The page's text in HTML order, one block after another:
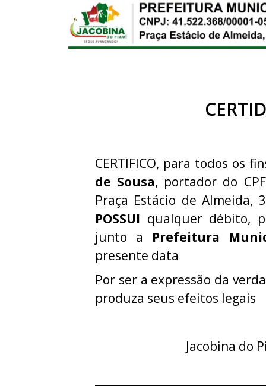
CERTIFICO, para todos os
de Sousa, portador do
Praça Estácio de Almeida,
POSSUI qualquer débito,
junto a Prefeitura
presente data
Por ser a expressão da
produza seus efeitos legais
Jacobina do